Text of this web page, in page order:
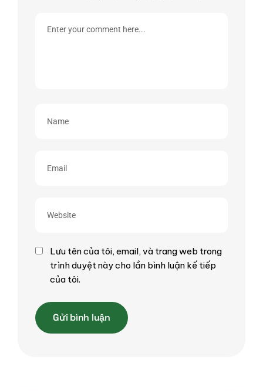
Lưu tên của tôi, email, và trang web trong
trình duyệt này cho lần bình luận kế tiếp
của tôi.